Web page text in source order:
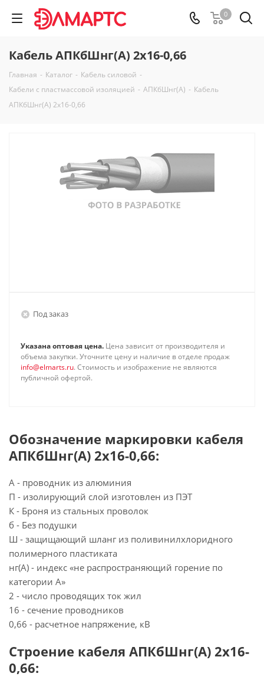
0
Кабель АПКбШнг(А) 2х16-0,66
Главная - Каталог - Кабель силовой -
Кабели с пластмассовой изоляцией - АПКбШнг(А) - Кабель
АПКбШнг(А) 2х16-0,66
Под заказ
Указана оптовая цена. Цена зависит от производителя и
объема закупки. Уточните цену и наличие в отделе продаж
info@elmarts.ru. Стоимость и изображение не являются
публичной офертой.
Обозначение маркировки кабеля
АПКбШнг(А) 2х16-0,66:
А - проводник из алюминия
П - изолирующий слой изготовлен из ПЭТ
К - Броня из стальных проволок
б - Без подушки
Ш - защищающий шланг из поливинилхлоридного
полимерного пластиката
нг(А) - индекс «не распространяющий горение по
категории А»
2 - число проводящих ток жил
16 - сечение проводников
0,66 - расчетное напряжение, кВ
Строение кабеля АПКбШнг(А) 2х16-
0,66: